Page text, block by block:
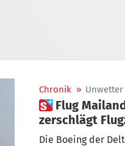
Chronik » Unwetter
 Flug Mailand-New York: Hagel
zerschlägt
Notlandung in
Die Boeing der